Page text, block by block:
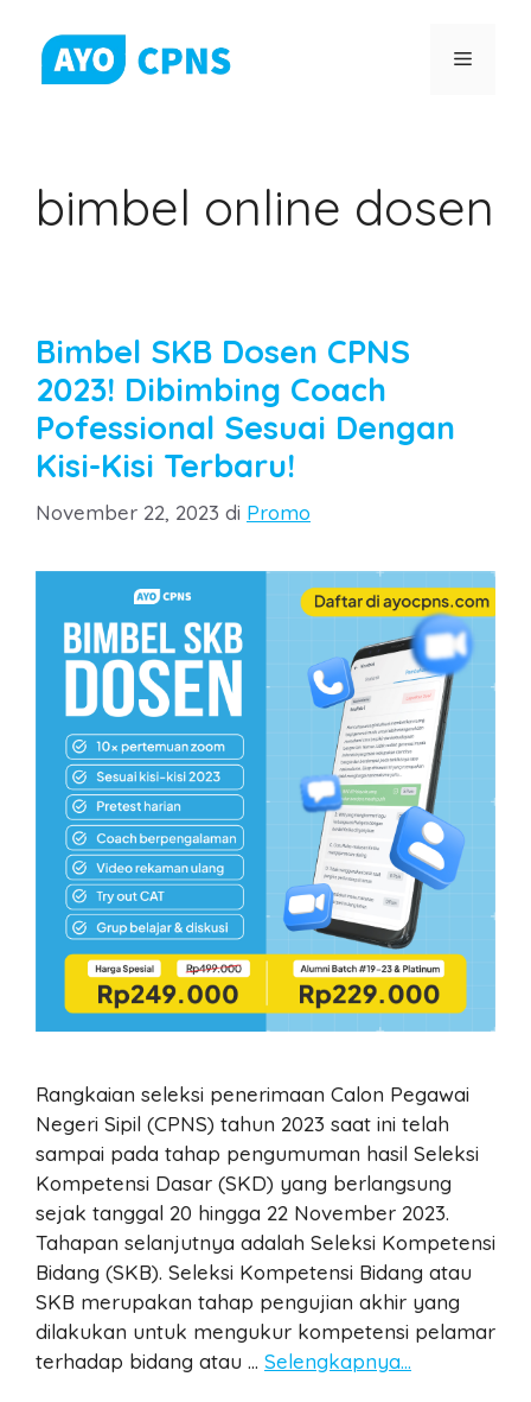
content
Menu
bimbel online dosen
Bimbel SKB Dosen CPNS
2023! Dibimbing Coach
Pofessional Sesuai Dengan
Kisi-Kisi Terbaru!
November 22, 2023 di Categories
Promo
Rangkaian seleksi penerimaan Calon Pegawai
Negeri Sipil (CPNS) tahun 2023 saat ini telah
sampai pada tahap pengumuman hasil Seleksi
Kompetensi Dasar (SKD) yang berlangsung
sejak tanggal 20 hingga 22 November 2023.
Tahapan selanjutnya adalah Seleksi Kompetensi
Bidang (SKB). Seleksi Kompetensi Bidang atau
SKB merupakan tahap pengujian akhir yang
dilakukan untuk mengukur kompetensi pelamar
terhadap bidang atau … Selengkapnya…